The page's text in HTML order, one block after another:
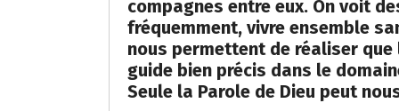
compagnes entre eux. On voit
fréquemment, vivre ensemble
nous permettent de réaliser
guide bien précis dans le
Seule la Parole de Dieu peut